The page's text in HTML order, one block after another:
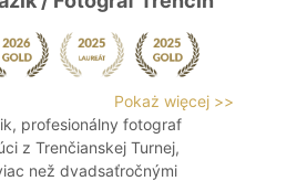
Pokaż więcej >>
profesionálny fotograf
z Trenčianskej Turnej,
než dvadsaťročnými